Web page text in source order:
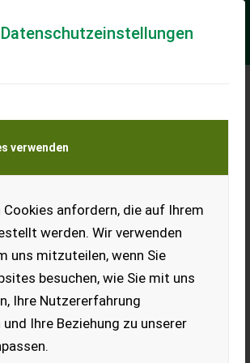
verwenden
Cookies anfordern, die auf Ihrem
werden. Wir verwenden
uns mitzuteilen, wenn Sie
besuchen, wie Sie mit uns
Ihre Nutzererfahrung
Ihre Beziehung zu unserer
131-PS-Motor, Powershift-
Getriebe 40 km/h, Bereifung:
460/70R24 Michelin, Q-Fit
inkl. 20 % MwSt.